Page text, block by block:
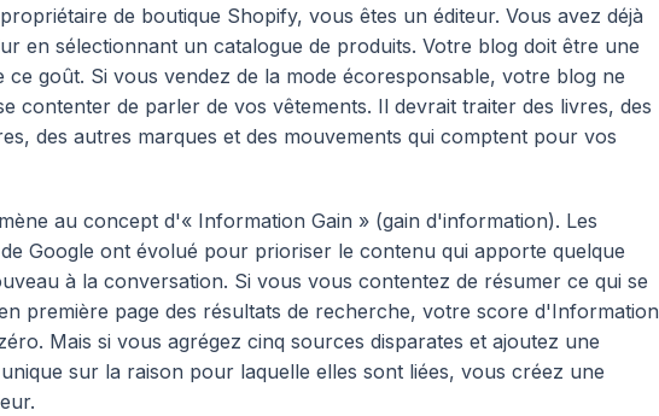
de boutique Shopify, vous êtes un éditeur. Vous avez déjà
en sélectionnant un catalogue de produits. Votre blog doit être une
ce goût. Si vous vendez de la mode écoresponsable, votre blog ne
contenter de parler de vos vêtements. Il devrait traiter des livres, des
des autres marques et des mouvements qui comptent pour vos
au concept d'« Information Gain » (gain d'information). Les
Google ont évolué pour prioriser le contenu qui apporte quelque
à la conversation. Si vous vous contentez de résumer ce qui se
première page des résultats de recherche, votre score d'Information
Mais si vous agrégez cinq sources disparates et ajoutez une
sur la raison pour laquelle elles sont liées, vous créez une